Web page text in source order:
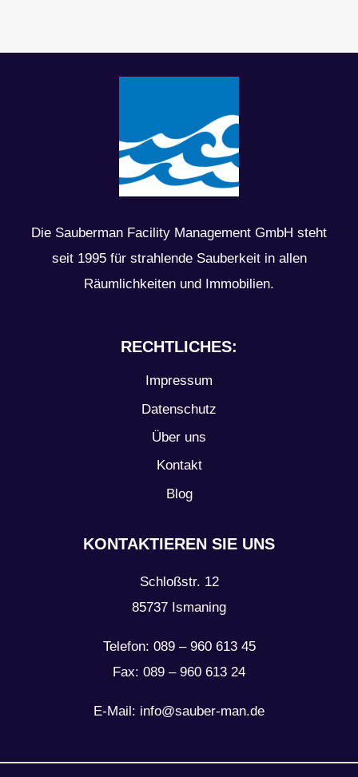
Die Sauberman Facility Management GmbH steht
seit 1995 für strahlende Sauberkeit in allen
Räumlichkeiten und Immobilien.
RECHTLICHES:
Impressum
Datenschutz
Über uns
Kontakt
Blog
KONTAKTIEREN SIE UNS
Schloßstr. 12
85737 Ismaning
Telefon: 089 – 960 613 45
Fax: 089 – 960 613 24
E-Mail: info@sauber-man.de